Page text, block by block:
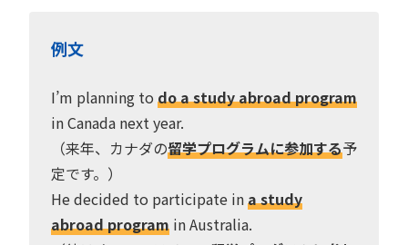
例文
I’m planning to do a study abroad program
in Canada next year.
（来年、カナダの留学プログラムに参加する予
定です。）
He decided to participate ina study
abroad program in Australia.